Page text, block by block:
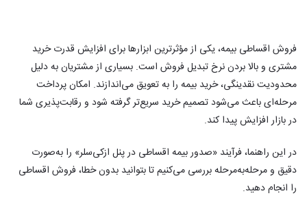
فروش اقساطی بیمه، یکی از مؤثرترین ابزارها برای افزایش قدرت خرید
مشتری و بالا بردن نرخ تبدیل فروش است. بسیاری از مشتریان به دلیل
محدودیت نقدینگی، خرید بیمه را به تعویق می‌اندازند. امکان پرداخت
مرحله‌ای باعث می‌شود تصمیم خرید سریع‌تر گرفته شود و رقابت‌پذیری شما
در بازار افزایش پیدا کند.
در این راهنما، فرآیند «صدور بیمه اقساطی در پنل ازکی‌سلر» را به‌صورت
دقیق و مرحله‌به‌مرحله بررسی می‌کنیم تا بتوانید بدون خطا، فروش اقساطی
را انجام دهید.